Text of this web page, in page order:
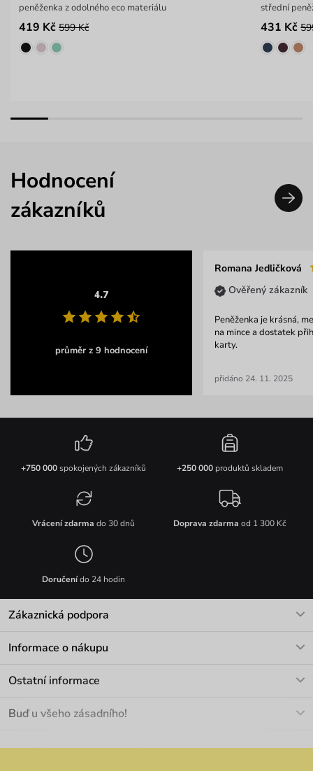
peněženka z odolného eco materiálu
419 Kč 599 Kč
střední
431 Kč
Hodnocení
zákazníků
4.7
průměr z 9 hodnocení
Romana Jedličková
Ověřený zákazník
Peněženka je krásná,
na mince a dostatek
karty.
přidáno 24. 11. 2025
+750 000spokojených zákazníků +250 000produktů skladem
Vrácení zdarma do 30 dnů Doprava zdarma od 1 300 Kč
Doručenído 24 hodin
Zákaznická podpora
Informace o nákupu
Materiály a údržba
Ostatní informace
Velkoobchod
Buď u všeho zásadního!